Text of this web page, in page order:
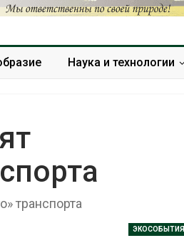
Наука и технологии
транспорта
ЭКОСОБЫТИЯ
Американские экологи
предупредили о
из-за противопожарной